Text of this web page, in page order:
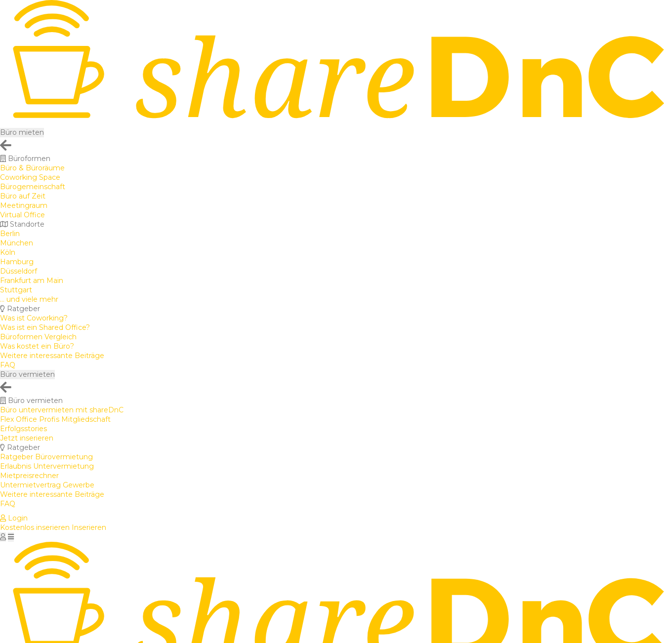
Büro mieten
Büroformen
Büro & Büroräume
Coworking Space
Bürogemeinschaft
Büro auf Zeit
Meetingraum
Virtual Office
Standorte
Berlin
München
Köln
Hamburg
Düsseldorf
Frankfurt am Main
Stuttgart
... und viele mehr
Ratgeber
Was ist Coworking?
Was ist ein Shared Office?
Büroformen Vergleich
Was kostet ein Büro?
Weitere interessante Beiträge
FAQ
Büro vermieten
Büro vermieten
Büro untervermieten mit shareDnC
Flex Office Profis Mitgliedschaft
Erfolgsstories
Jetzt inserieren
Ratgeber
Ratgeber Bürovermietung
Erlaubnis Untervermietung
Mietpreisrechner
Untermietvertrag Gewerbe
Weitere interessante Beiträge
FAQ
Login
Kostenlos inserieren Inserieren